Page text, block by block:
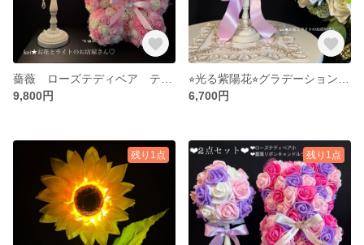
9,800円
6,700円
残り1点 残り1点